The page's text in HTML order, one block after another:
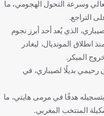
وسرعة التحول الهجومي، ما
التراجع.
الذي يُعد أحد أبرز نجوم
بعدما سجل 3 أهداف منذ انطلاق المونديال، ليغادر
المبكر.
بديلًا لصيباري، في
هدفًا في مرمى هايتي، ما
المنتخب المغربي.